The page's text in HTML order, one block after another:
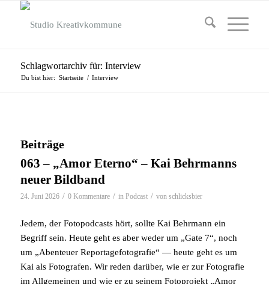
Schlagwortarchiv für: Interview
Du bist hier: Startseite / Interview
Beiträge
063 – „Amor Eterno“ – Kai Behrmanns
neuer Bildband
24. Juni 2026 / 0 Kommentare / in Podcast / von schlicksbier
Jedem, der Fotopodcasts hört, sollte Kai Behrmann ein
Begriff sein. Heute geht es aber weder um „Gate 7“, noch
um „Abenteuer Reportagefotografie“ — heute geht es um
Kai als Fotografen. Wir reden darüber, wie er zur Fotografie
im Allgemeinen und wie er zu seinem Fotoprojekt „Amor